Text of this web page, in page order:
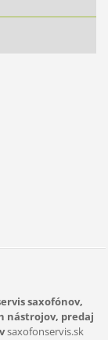
saxofónov,
nástrojov, predaj
saxofonservis.sk